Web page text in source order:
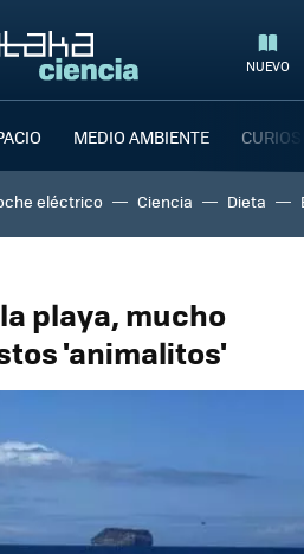
NUEVO
MEDIO AMBIENTE
eléctrico Ciencia Dieta
playa, mucho
'animalitos'